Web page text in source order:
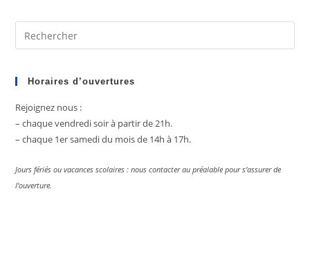
Horaires d’ouvertures
Rejoignez nous :
– chaque vendredi soir à partir de 21h.
– chaque 1er samedi du mois de 14h à 17h.
Jours fériés ou vacances scolaires : nous contacter au préalable pour s’assurer de
l’ouverture.